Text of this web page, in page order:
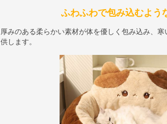
ふわふわで包み込むよう
厚みのある柔らかい素材が体を優しく包み込み、
供します。